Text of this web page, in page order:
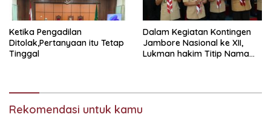
Ketika Pengadilan
Ditolak,Pertanyaan itu Tetap
Tinggal
Dalam Kegiatan Kontingen
Jambore Nasional ke XII,
Lukman hakim Titip Nama
Rekomendasi untuk kamu